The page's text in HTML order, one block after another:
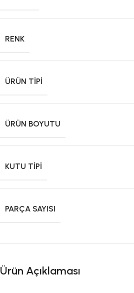
RENK
ÜRÜN TIPI
ÜRÜN BOYUTU
KUTU TIPI
PARÇA SAYISI
Ürün Açıklaması